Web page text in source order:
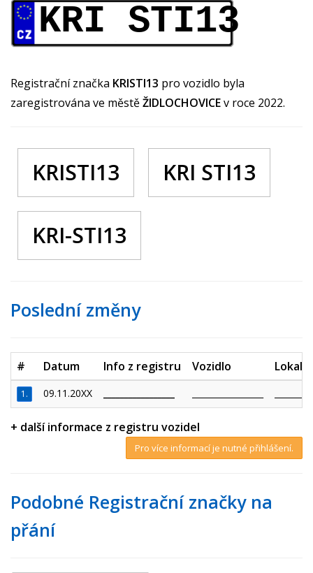
KRI STI13
Registrační značka KRISTI13 pro vozidlo byla
zaregistrována ve městěŽIDLOCHOVICEv roce 2022.
KRISTI13 KRI STI13
KRI-STI13
Poslední změny
# Datum Info z registru Vozidlo
1. 09.11.20XX
+ další informace z registru vozidel
Pro více informací je nutné přihlášení.
Podobné Registrační značky na
přání